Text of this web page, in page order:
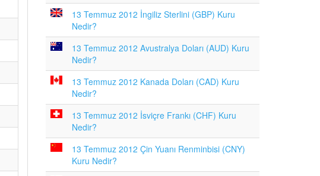
13 Temmuz 2012 İngiliz Sterlini (GBP) Kuru
Nedir?
13 Temmuz 2012 Avustralya Doları (AUD) Kuru
Nedir?
13 Temmuz 2012 Kanada Doları (CAD) Kuru
Nedir?
13 Temmuz 2012 İsviçre Frankı (CHF) Kuru
Nedir?
13 Temmuz 2012 Çin Yuanı Renminbisi (CNY)
Kuru Nedir?